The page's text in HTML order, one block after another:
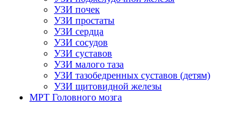
УЗИ почек
УЗИ простаты
УЗИ сердца
УЗИ сосудов
УЗИ суставов
УЗИ малого таза
УЗИ тазобедренных суставов (детям)
УЗИ щитовидной железы
МРТ Головного мозга